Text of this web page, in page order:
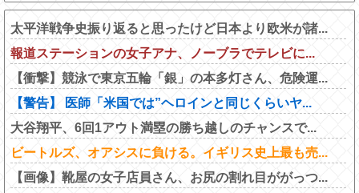
太平洋戦争史振り返ると思ったけど日本より欧米が諸...
報道ステーションの女子アナ、ノーブラでテレビに...
【衝撃】競泳で東京五輪「銀」の本多灯さん、危険運...
【警告】 医師「米国では”ヘロインと同じくらいヤ...
大谷翔平、6回1アウト満塁の勝ち越しのチャンスで...
ビートルズ、オアシスに負ける。イギリス史上最も売...
【画像】靴屋の女子店員さん、お尻の割れ目ががっつ...